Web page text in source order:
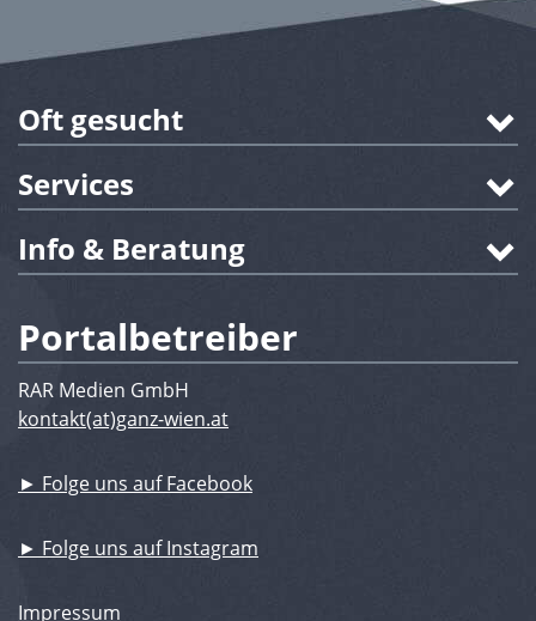
Oft gesucht
Services
Info & Beratung
Portalbetreiber
RAR Medien GmbH
kontakt(at)ganz-wien.at
► Folge uns auf Facebook
► Folge uns auf Instagram
Impressum